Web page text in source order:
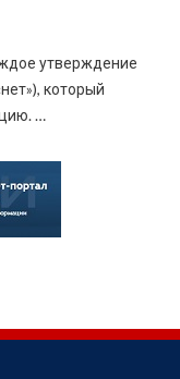
утверждение
который
…